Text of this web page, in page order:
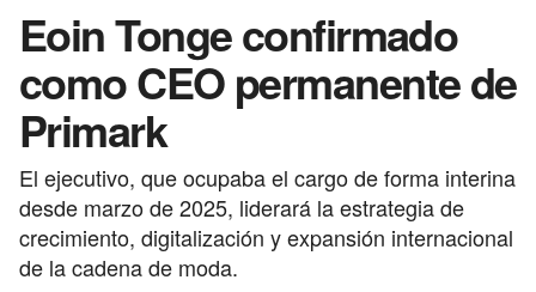
Eoin Tonge confirmado
como CEO permanente de
Primark
El ejecutivo, que ocupaba el cargo de forma interina
desde marzo de 2025, liderará la estrategia de
crecimiento, digitalización y expansión internacional
de la cadena de moda.